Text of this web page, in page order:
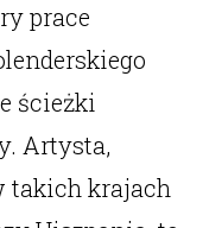
prace
ścieżki
Artysta,
takich krajach